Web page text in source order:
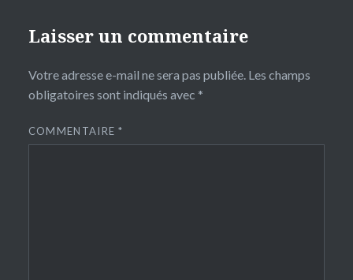
Laisser un commentaire
Votre adresse e-mail ne sera pas publiée. Les champs
obligatoires sont indiqués avec *
COMMENTAIRE*